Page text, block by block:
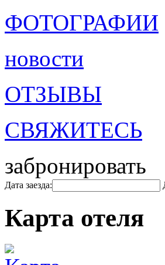
ФОТОГРАФИИ
новости
ОТЗЫВЫ
СВЯЖИТЕСЬ
забронировать
Дата заезда:
Карта отеля